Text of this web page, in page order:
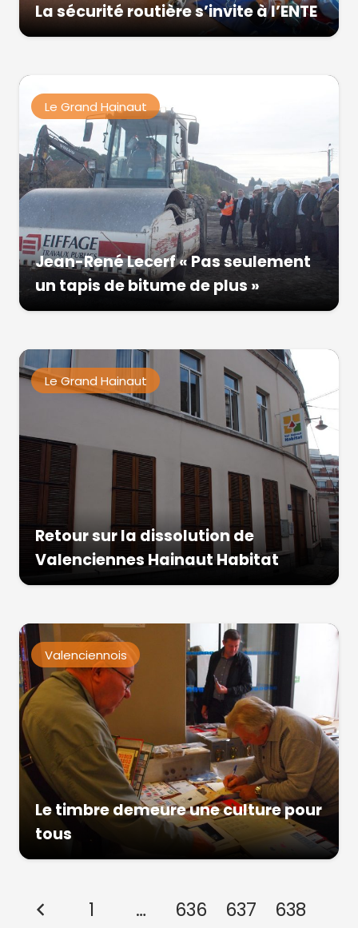
La sécurité routière s’invite à l’ENTE
Le Grand Hainaut
Jean-René Lecerf « Pas seulement
un tapis de bitume de plus »
Le Grand Hainaut
Retour sur la dissolution de
Valenciennes Hainaut Habitat
Valenciennois
Le timbre demeure une culture pour
tous
1 … 636 637 638